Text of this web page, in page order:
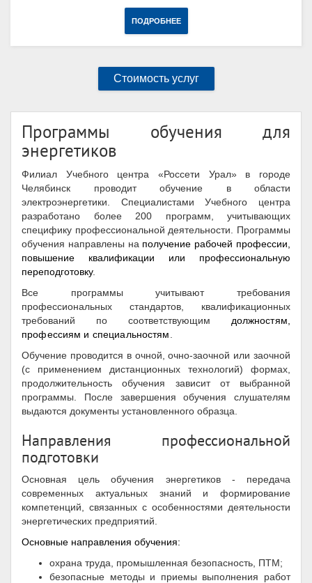
ПОДРОБНЕЕ
Стоимость услуг
Программы обучения для
энергетиков
Филиал Учебного центра «Россети Урал» в городе
Челябинск проводит обучение в области
электроэнергетики. Специалистами Учебного центра
разработано более 200 программ, учитывающих
специфику профессиональной деятельности. Программы
обучения направлены на получение рабочей профессии,
повышение квалификации или профессиональную
переподготовку.
Все программы учитывают требования
профессиональных стандартов, квалификационных
требований по соответствующим должностям,
профессиям и специальностям
Обучение проводится в очной, очно-заочной или заочной
(с применением дистанционных технологий) формах,
продолжительность обучения зависит от выбранной
программы. После завершения обучения слушателям
выдаются документы установленного образца.
Направления профессиональной
подготовки
Основная цель обучения энергетиков - передача
современных актуальных знаний и формирование
компетенций, связанных с особенностями деятельности
энергетических предприятий.
Основные направления обучения:
охрана труда, промышленная безопасность, ПТМ;
безопасные методы и приемы выполнения работ